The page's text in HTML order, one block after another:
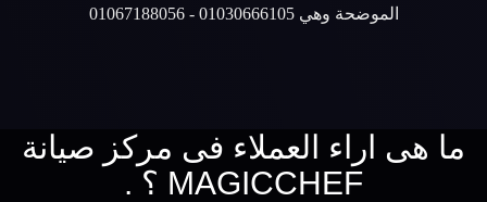
الموضحة وهي 01030666105 - 01067188056
ما هى اراء العملاء فى مركز صيانة
MAGICCHEF ؟ .